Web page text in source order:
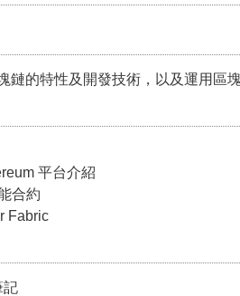
鏈的特性及開發技術，以及運用區
平台介紹
合約
Fabric
記